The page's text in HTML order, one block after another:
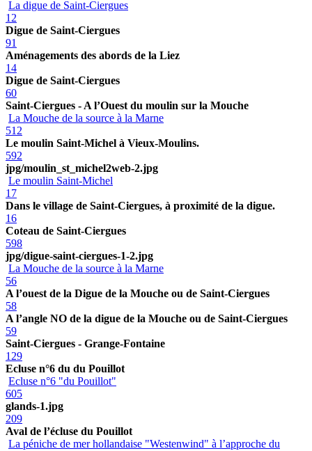
La digue de Saint-Ciergues
12
Digue de Saint-Ciergues
91
Aménagements des abords de la Liez
14
Digue de Saint-Ciergues
60
Saint-Ciergues - A l’Ouest du moulin sur la Mouche
La Mouche de la source à la Marne
512
Le moulin Saint-Michel à Vieux-Moulins.
592
jpg/moulin_st_michel2web-2.jpg
Le moulin Saint-Michel
17
Dans le village de Saint-Ciergues, à proximité de la digue.
16
Coteau de Saint-Ciergues
598
jpg/digue-saint-ciergues-1-2.jpg
La Mouche de la source à la Marne
56
A l’ouest de la Digue de la Mouche ou de Saint-Ciergues
58
A l’angle NO de la digue de la Mouche ou de Saint-Ciergues
59
Saint-Ciergues - Grange-Fontaine
129
Ecluse n°6 du du Pouillot
Ecluse n°6 "du Pouillot"
605
glands-1.jpg
209
Aval de l’écluse du Pouillot
La péniche de mer hollandaise "Westenwind" à l’approche du